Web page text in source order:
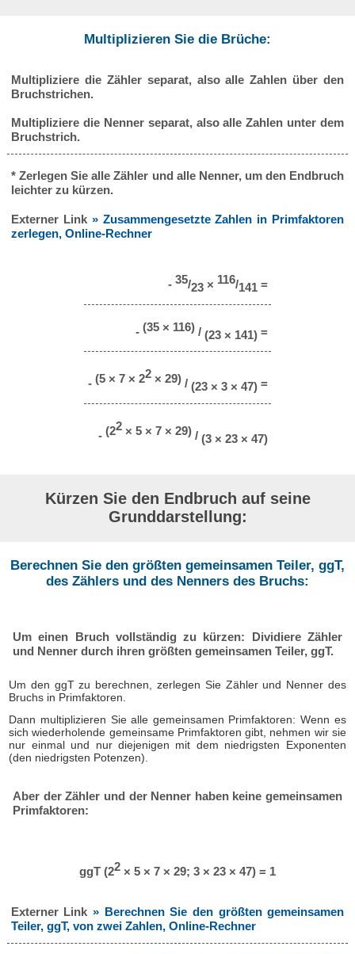
Multiplizieren Sie die Brüche:
Multipliziere die Zähler separat, also alle Zahlen über den
Bruchstrichen.
Multipliziere die Nenner separat, also alle Zahlen unter dem
Bruchstrich.
* Zerlegen Sie alle Zähler und alle Nenner, um den Endbruch
leichter zu kürzen.
Externer Link » Zusammengesetzte Zahlen in Primfaktoren
zerlegen, Online-Rechner
- 35/23× 116/141 =
- (35 × 116)/ (23 × 141)=
- (5 × 7 × 22× 29)/ (23 × 3 × 47)=
- (22× 5 × 7 × 29)/ (3 × 23 × 47)
Kürzen Sie den Endbruch auf seine
Grunddarstellung:
Berechnen Sie den größten gemeinsamen Teiler, ggT,
des Zählers und des Nenners des Bruchs:
Um einen Bruch vollständig zu kürzen: Dividiere Zähler
und Nenner durch ihren größten gemeinsamen Teiler, ggT.
Um den ggT zu berechnen, zerlegen Sie Zähler und Nenner des
Bruchs in Primfaktoren.
Dann multiplizieren Sie alle gemeinsamen Primfaktoren: Wenn es
sich wiederholende gemeinsame Primfaktoren gibt, nehmen wir sie
nur einmal und nur diejenigen mit dem niedrigsten Exponenten
(den niedrigsten Potenzen).
Aber der Zähler und der Nenner haben keine gemeinsamen
Primfaktoren:
ggT (22 × 5 × 7 × 29; 3 × 23 × 47) = 1
Externer Link» Berechnen Sie den größten gemeinsamen
Teiler, ggT, von zwei Zahlen, Online-Rechner